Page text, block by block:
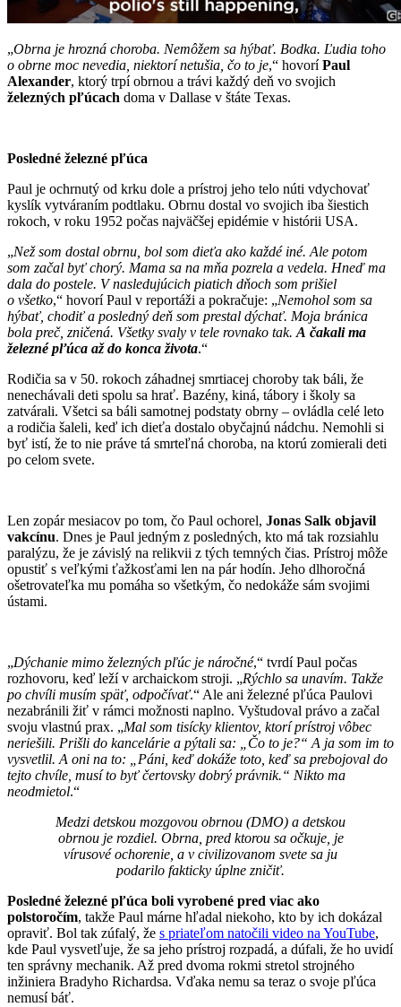
„Obrna je hrozná choroba. Nemôžem sa hýbať. Bodka. Ľudia toho
o obrne moc nevedia, niektorí netušia, čo to je,“ hovoríPaul
Alexander, ktorý trpí obrnou a trávi každý deň vo svojich
železných pľúcach doma v Dallase v štáte Texas.
Posledné železné pľúca
Paul je ochrnutý od krku dole a prístroj jeho telo núti vdychovať
kyslík vytváraním podtlaku. Obrnu dostal vo svojich iba šiestich
rokoch, v roku 1952 počas najväčšej epidémie v histórii USA.
„Než som dostal obrnu, bol som dieťa ako každé iné. Ale potom
som začal byť chorý. Mama sa na mňa pozrela a vedela. Hneď ma
dala do postele. V nasledujúcich piatich dňoch som prišiel
o všetko,“ hovorí Paul v reportáži a pokračuje: „Nemohol som sa
hýbať, chodiť a posledný deň som prestal dýchať. Moja bránica
bola preč, zničená. Všetky svaly v tele rovnako tak. A čakali ma
železné pľúca až do konca života.“
Rodičia sa v 50. rokoch záhadnej smrtiacej choroby tak báli, že
nenechávali deti spolu sa hrať. Bazény, kiná, tábory i školy sa
zatvárali. Všetci sa báli samotnej podstaty obrny – ovládla celé leto
a rodičia šaleli, keď ich dieťa dostalo obyčajnú nádchu. Nemohli si
byť istí, že to nie práve tá smrteľná choroba, na ktorú zomierali deti
po celom svete.
Len zopár mesiacov po tom, čo Paul ochorel, Jonas Salk objavil
vakcínu. Dnes je Paul jedným z posledných, kto má tak rozsiahlu
paralýzu, že je závislý na relikvii z tých temných čias. Prístroj môže
opustiť s veľkými ťažkosťami len na pár hodín. Jeho dlhoročná
ošetrovateľka mu pomáha so všetkým, čo nedokáže sám svojimi
ústami.
„Dýchanie mimo železných pľúc je náročné,“ tvrdí Paul počas
rozhovoru, keď leží v archaickom stroji. „Rýchlo sa unavím. Takže
po chvíli musím späť, odpočívať.“ Ale ani železné pľúca Paulovi
nezabránili žiť v rámci možnosti naplno. Vyštudoval právo a začal
svoju vlastnú prax. „Mal som tisícky klientov, ktorí prístroj vôbec
neriešili. Prišli do kancelárie a pýtali sa: „Čo to je?“ A ja som im to
vysvetlil. A oni na to: „Páni, keď dokáže toto, keď sa prebojoval do
tejto chvíle, musí to byť čertovsky dobrý právnik.“ Nikto ma
neodmietol.“
Medzi detskou mozgovou obrnou (DMO) a detskou
obrnou je rozdiel. Obrna, pred ktorou sa očkuje, je
vírusové ochorenie, a v civilizovanom svete sa ju
podarilo fakticky úplne zničiť.
Posledné železné pľúca boli vyrobené pred viac ako
polstoročím, takže Paul márne hľadal niekoho, kto by ich dokázal
opraviť. Bol tak zúfalý, že s priateľom natočili video na YouTube,
kde Paul vysvetľuje, že sa jeho prístroj rozpadá, a dúfali, že ho uvidí
ten správny mechanik. Až pred dvoma rokmi stretol strojného
inžiniera Bradyho Richardsa. Vďaka nemu sa teraz o svoje pľúca
nemusí báť.